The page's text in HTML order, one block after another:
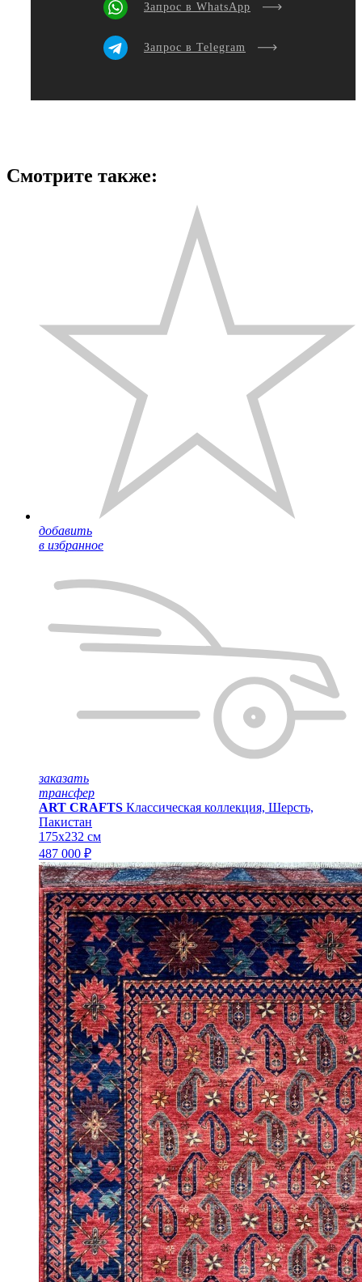
Запрос в WhatsApp
Запрос в Telegram
Смотрите также:
добавить
в избранное
заказать
трансфер
ART CRAFTS Классическая коллекция, Шерсть,
Пакистан
175x232 см
487 000 ₽